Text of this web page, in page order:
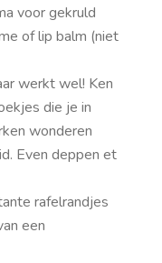
voor gekruld
of lip balm (niet
werkt wel! Ken
die je in
wonderen
Even deppen et
rafelrandjes
een